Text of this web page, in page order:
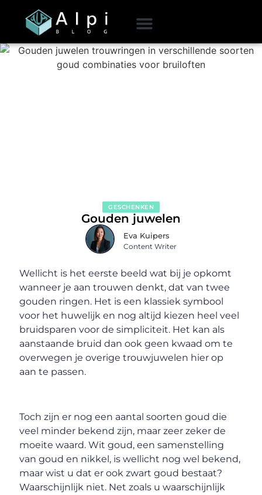
GESCHENKEN
Gouden juwelen
Eva Kuipers
Content Writer
Wellicht is het eerste beeld wat bij je opkomt
wanneer je aan trouwen denkt, dat van twee
gouden ringen. Het is een klassiek symbool
voor het huwelijk en nog altijd kiezen heel veel
bruidsparen voor de simpliciteit. Het kan als
aanstaande bruid dan ook geen kwaad om te
overwegen je overige trouwjuwelen hier op
aan te passen.
Toch zijn er nog een aantal soorten goud die
veel minder bekend zijn, maar zeer zeker de
moeite waard. Wit goud, een samenstelling
van goud en nikkel, is wellicht nog wel bekend,
maar wist u dat er ook zwart goud bestaat?
Waarschijnlijk niet. Net zoals u waarschijnlijk